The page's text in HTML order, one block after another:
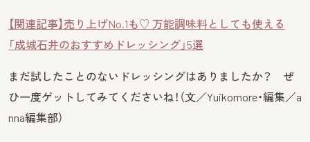
【関連記事】売り上げNo.1も♡ 万能調味料としても使える
「成城石井のおすすめドレッシング」5選
まだ試したことのないドレッシングはありましたか？ ぜ
ひ一度ゲットしてみてくださいね！（文／Yuikomore・編集／a
nna編集部）